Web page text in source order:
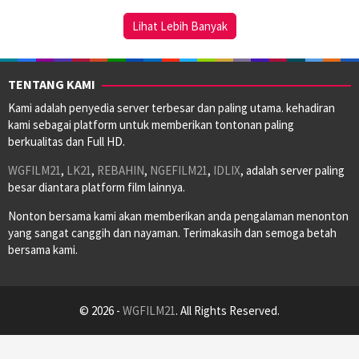
Lihat Lebih Banyak
TENTANG KAMI
Kami adalah penyedia server terbesar dan paling utama. kehadiran
kami sebagai platform untuk memberikan tontonan paling
berkualitas dan Full HD.
WGFILM21, LK21, REBAHIN, NGEFILM21, IDLIX, adalah server paling
besar diantara platform film lainnya.
Nonton bersama kami akan memberikan anda pengalaman menonton
yang sangat canggih dan nayaman. Terimakasih dan semoga betah
bersama kami.
© 2026 - WGFILM21. All Rights Reserved.